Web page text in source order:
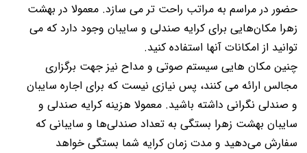
حضور در مراسم به مراتب راحت تر می سازد. معمولا در بهشت
زهرا مکان‌هایی برای کرایه صندلی و سایبان وجود دارد که می
توانید از امکانات آنها استفاده کنید.
چنین مکان هایی سیستم صوتی و مداح نیز جهت برگزاری
مجالس ارائه می کنند، پس نیازی نیست که برای اجاره سایبان
و صندلی نگرانی داشته باشید. معمولا هزینه کرایه صندلی و
سایبان بهشت زهرا بستگی به تعداد صندلی‌ها و سایبانی که
سفارش می‌دهید و مدت زمان کرایه شما بستگی خواهد